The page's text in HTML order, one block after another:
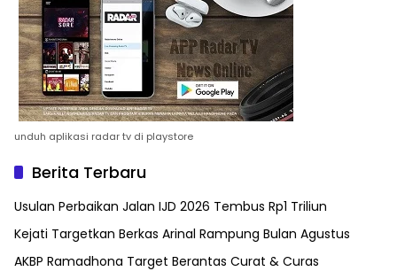
unduh aplikasi radar tv di playstore
Berita Terbaru
Usulan Perbaikan Jalan IJD 2026 Tembus Rp1 Triliun
Kejati Targetkan Berkas Arinal Rampung Bulan Agustus
AKBP Ramadhona Target Berantas Curat & Curas